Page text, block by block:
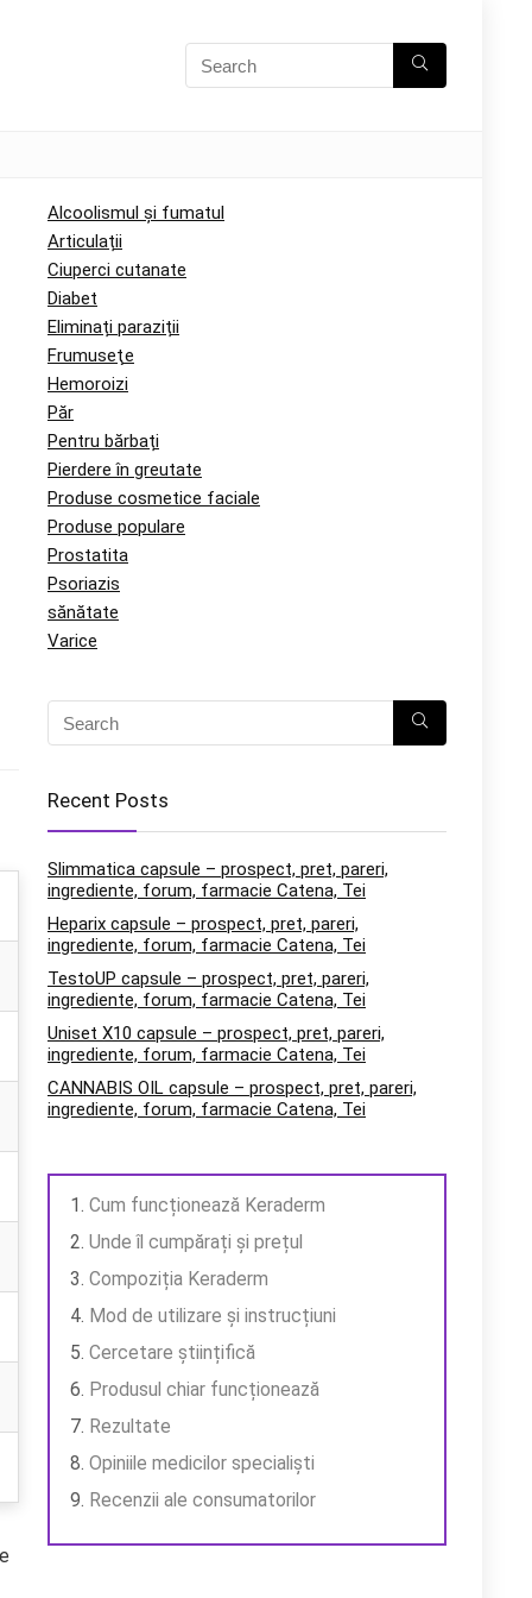
Alcoolismul și fumatul
Articulații
Ciuperci cutanate
Diabet
Eliminați paraziții
Frumuseţe
Hemoroizi
Păr
Pentru bărbați
Pierdere în greutate
Produse cosmetice faciale
Produse populare
Prostatita
Psoriazis
sănătate
Varice
Recent Posts
Slimmatica capsule – prospect, pret, pareri,
ingrediente, forum, farmacie Catena, Tei
Heparix capsule – prospect, pret, pareri,
ingrediente, forum, farmacie Catena, Tei
TestoUP capsule – prospect, pret, pareri,
ingrediente, forum, farmacie Catena, Tei
Uniset X10 capsule – prospect, pret, pareri,
ingrediente, forum, farmacie Catena, Tei
CANNABIS OIL capsule – prospect, pret, pareri,
ingrediente, forum, farmacie Catena, Tei
Cum funcționează Keraderm
Unde îl cumpărați și prețul
Compoziția Keraderm
Mod de utilizare și instrucțiuni
Cercetare științifică
Produsul chiar funcționează
Rezultate
Opiniile medicilor specialiști
Recenzii ale consumatorilor